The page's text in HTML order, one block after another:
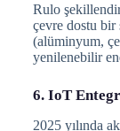
Rulo
çevre dostu bir
(alüminyum,
yenilenebilir
6. IoT
2025 yılında